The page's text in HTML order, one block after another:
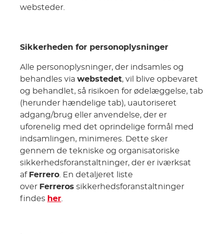
websteder.
Sikkerheden for personoplysninger
Alle personoplysninger, der indsamles og
behandles via webstedet, vil blive opbevaret
og behandlet, så risikoen for ødelæggelse, tab
(herunder hændelige tab), uautoriseret
adgang/brug eller anvendelse, der er
uforenelig med det oprindelige formål med
indsamlingen, minimeres. Dette sker
gennem de tekniske og organisatoriske
sikkerhedsforanstaltninger, der er iværksat
af Ferrero . En detaljeret liste
over Ferreros sikkerhedsforanstaltninger
findes her